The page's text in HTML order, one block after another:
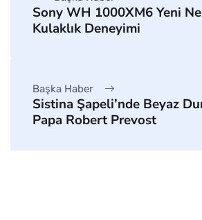
Sony WH 1000XM6 Yeni
Kulaklık Deneyimi
Başka Haber
Sistina Şapeli’nde Beyaz
Papa Robert Prevost